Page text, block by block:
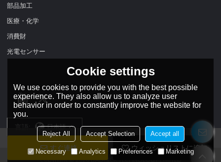
すぐ連絡 ウィッシュリストに追加
部品加工
医療・化学
消費財
光電センサー
言語: 日本語
Copyright © 2026DADISICK TECHNOLOGY LIMITED
Cookie settings
We use cookies to provide you with the best possible
experience. They also allow us to analyze user
behavior in order to constantly improve the website for
you.
Reject All Accept Selection Accept all
Necessary Analytics Preferences Marketing